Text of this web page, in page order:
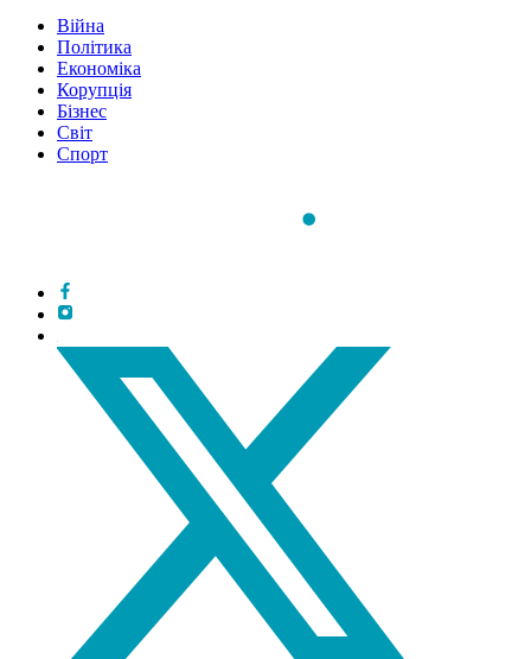
Війна
Політика
Економіка
Корупція
Бізнес
Світ
Спорт